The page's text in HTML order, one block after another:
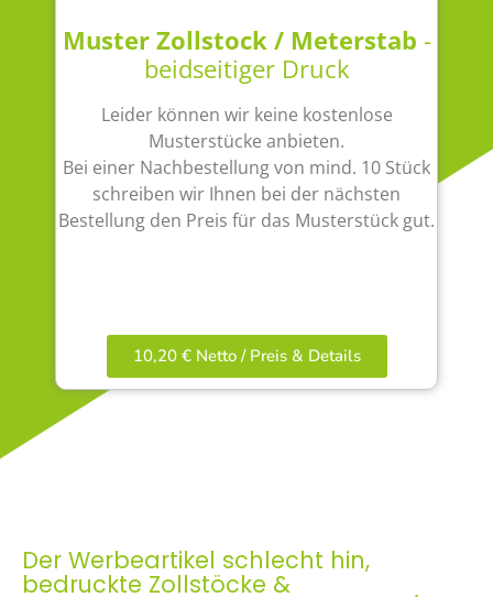
Muster Zollstock / Meterstab -
beidseitiger Druck
Leider können wir keine kostenlose
Musterstücke anbieten.
Bei einer Nachbestellung von mind. 10 Stück
schreiben wir Ihnen bei der nächsten
Bestellung den Preis für das Musterstück gut.
10,20 € Netto / Preis & Details
Der Werbeartikel schlecht hin,
bedruckte Zollstöcke &